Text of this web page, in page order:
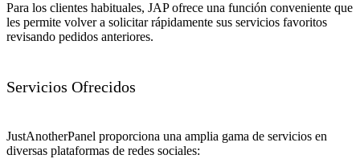
Para los clientes habituales, JAP ofrece una función conveniente que
les permite volver a solicitar rápidamente sus servicios favoritos
revisando pedidos anteriores.
Servicios Ofrecidos
JustAnotherPanel proporciona una amplia gama de servicios en
diversas plataformas de redes sociales: